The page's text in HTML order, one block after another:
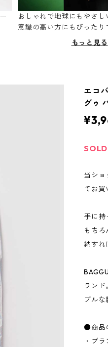
おしゃれで地球にもやさし
意識の高い方にもぴったり
もっと見る
エコ
グゥ
当ショ
てお買
手に持
もち
納すれ
ラン
ブルな
●商品
・ブ